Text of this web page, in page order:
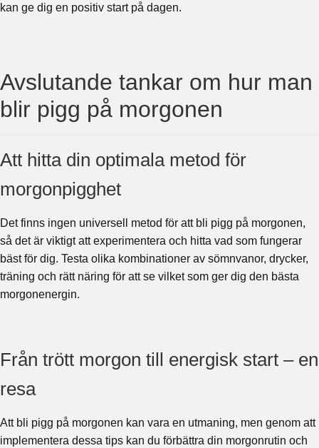
kan ge dig en positiv start på dagen.
Avslutande tankar om hur man
blir pigg på morgonen
Att hitta din optimala metod för
morgonpigghet
Det finns ingen universell metod för att bli pigg på morgonen,
så det är viktigt att experimentera och hitta vad som fungerar
bäst för dig. Testa olika kombinationer av sömnvanor, drycker,
träning och rätt näring för att se vilket som ger dig den bästa
morgonenergin.
Från trött morgon till energisk start – en
resa
Att bli pigg på morgonen kan vara en utmaning, men genom att
implementera dessa tips kan du förbättra din morgonrutin och